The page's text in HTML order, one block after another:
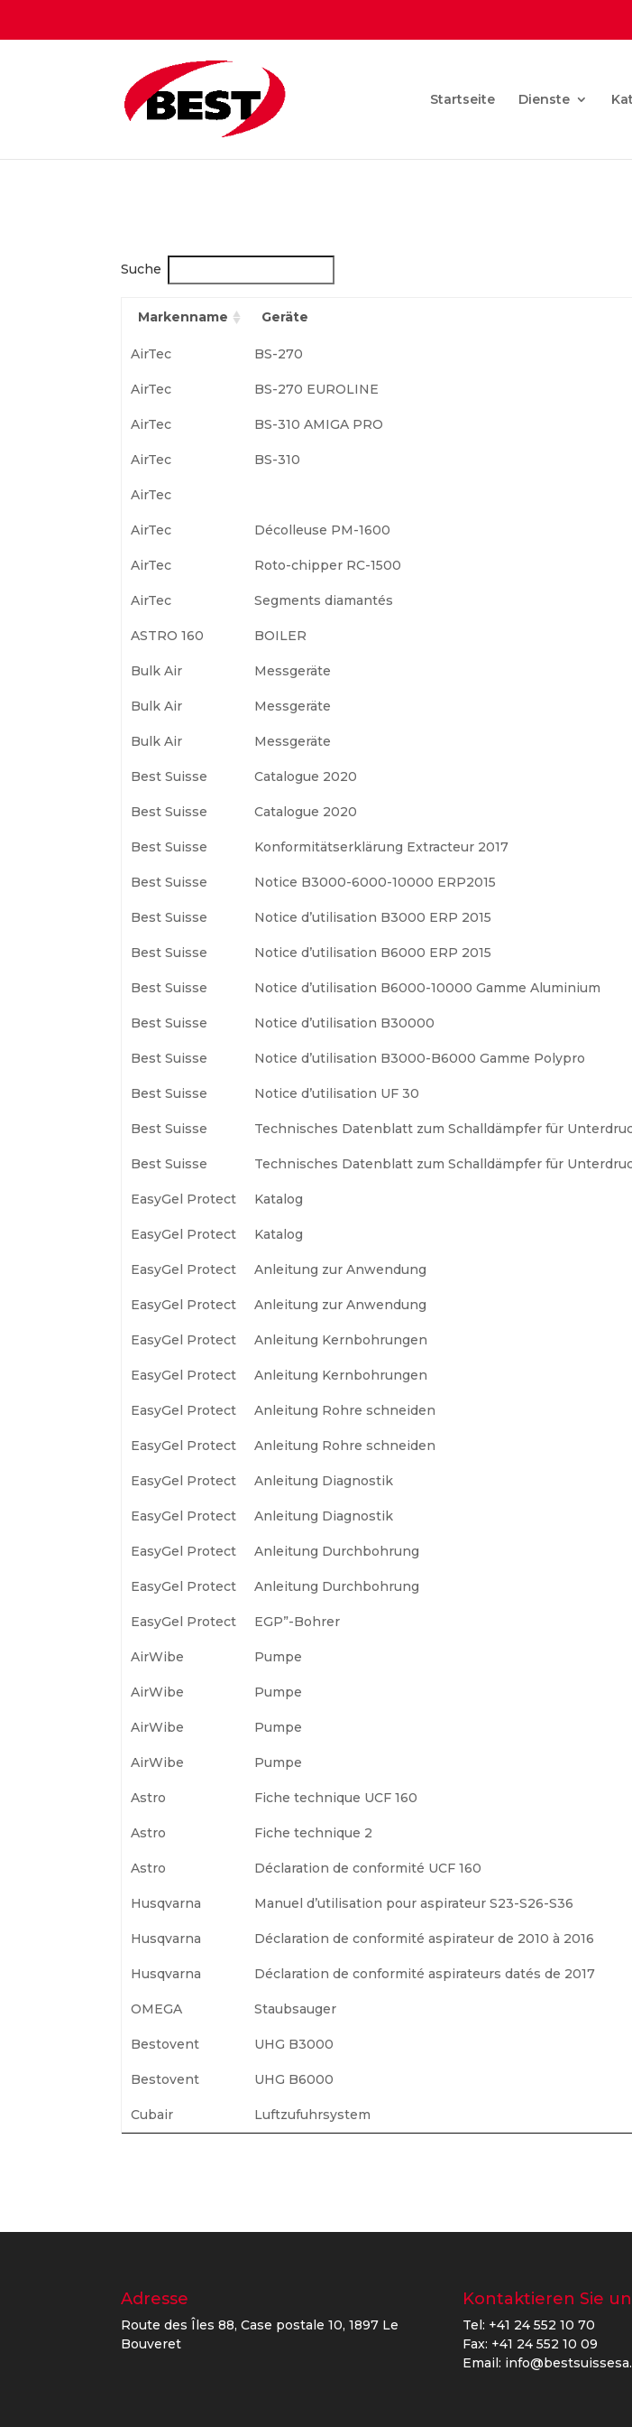
Startseite Dienste
Suche
Markenname Geräte
AirTec BS-270
AirTec BS-270 EUROLINE
AirTec BS-310 AMIGA PRO
AirTec BS-310
AirTec
AirTec Décolleuse PM-1600
AirTec Roto-chipper RC-1500
AirTec Segments diamantés
ASTRO 160 BOILER
Bulk Air Messgeräte
Bulk Air Messgeräte
Bulk Air Messgeräte
Best Suisse Catalogue 2020
Best Suisse Catalogue 2020
Best Suisse Konformitätserklärung Extracteur 2017
Best Suisse Notice B3000-6000-10000 ERP2015
Best Suisse Notice d’utilisation B3000 ERP 2015
Best Suisse Notice d’utilisation B6000 ERP 2015
Best Suisse Notice d’utilisation B6000-10000 Gamme Aluminium
Best Suisse Notice d’utilisation B30000
Best Suisse Notice d’utilisation B3000-B6000 Gamme Polypro
Best Suisse Notice d’utilisation UF 30
Best Suisse Technisches Datenblatt zum Schalldämpfer für
Best Suisse Technisches Datenblatt zum Schalldämpfer für
EasyGel Protect Katalog
EasyGel Protect Katalog
EasyGel Protect Anleitung zur Anwendung
EasyGel Protect Anleitung zur Anwendung
EasyGel Protect Anleitung Kernbohrungen
EasyGel Protect Anleitung Kernbohrungen
EasyGel Protect Anleitung Rohre schneiden
EasyGel Protect Anleitung Rohre schneiden
EasyGel Protect Anleitung Diagnostik
EasyGel Protect Anleitung Diagnostik
EasyGel Protect Anleitung Durchbohrung
EasyGel Protect Anleitung Durchbohrung
EasyGel Protect EGP”-Bohrer
AirWibe Pumpe
AirWibe Pumpe
AirWibe Pumpe
AirWibe Pumpe
Astro Fiche technique UCF 160
Astro Fiche technique 2
Astro Déclaration de conformité UCF 160
Husqvarna Manuel d’utilisation pour aspirateur S23-S26-S36
Husqvarna Déclaration de conformité aspirateur de 2010 à 2016
Husqvarna Déclaration de conformité aspirateurs datés de 2017
OMEGA Staubsauger
Bestovent UHG B3000
Bestovent UHG B6000
Cubair Luftzufuhrsystem
Adresse
Route des Îles 88, Case postale 10, 1897 Le
Bouveret
Kontaktieren Sie
Tel: +41 24 552 10 70
Fax: +41 24 552 10 09
Email: